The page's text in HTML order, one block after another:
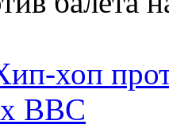
хоп
ВВС